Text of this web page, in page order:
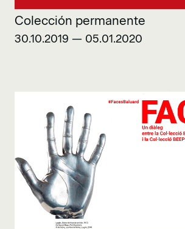
Colección permanente
30.10.2019 — 05.01.2020